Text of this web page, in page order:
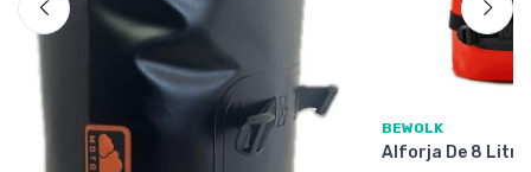
BEWOLK
Alforja De 8